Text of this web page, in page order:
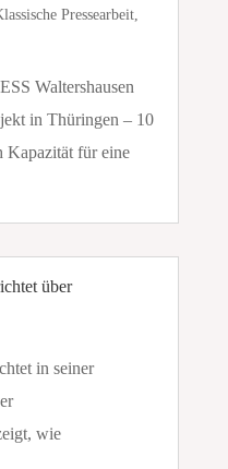
Pressearbeit,
Waltershausen
in Thüringen – 10
für eine
über
in seiner
wie